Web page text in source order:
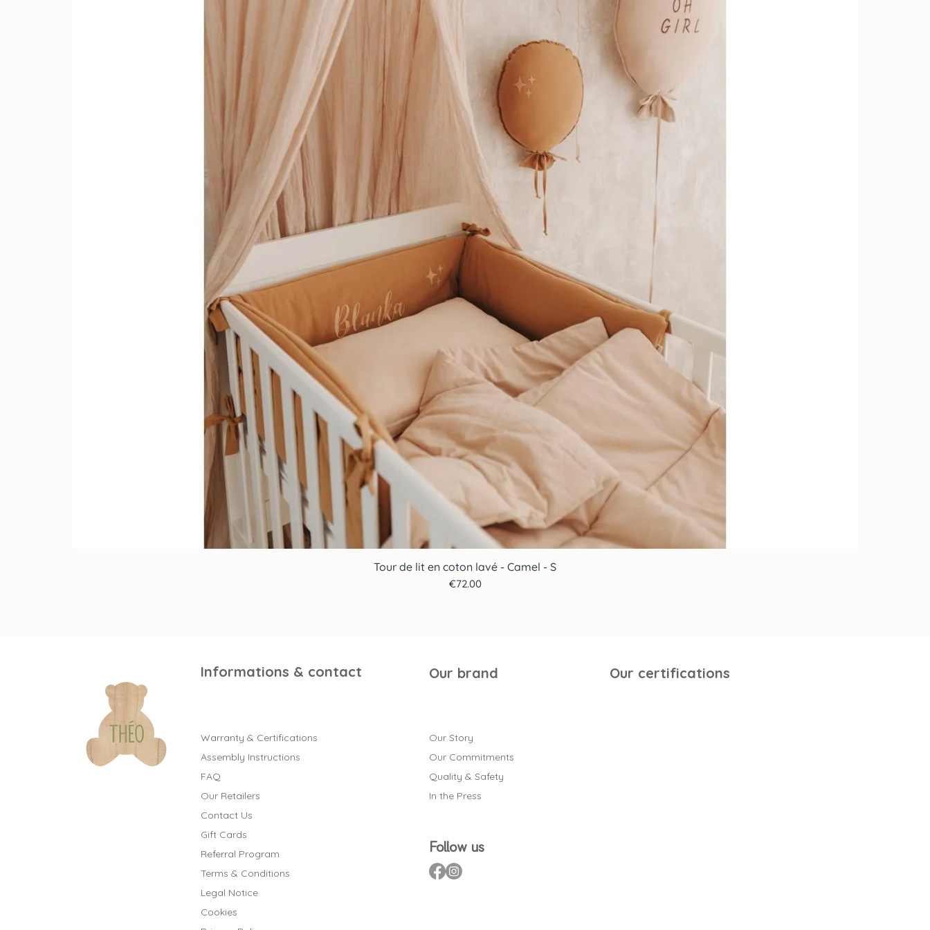
Quick View
Tour de lit en coton lavé - Camel - S
Price
€72.00
Informations & contact
Warranty & Certifications
Assembly Instructions
FAQ
Our Retailers
Contact Us
Gift Cards
Referral Program
Terms & Conditions
Legal Notice
Cookies
Our brand Our certifications
Our Story
Our Commitments
Quality & Safety
In the Press
Follow us